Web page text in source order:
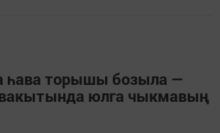
һава торышы бозыла —
юлга чыкмавың